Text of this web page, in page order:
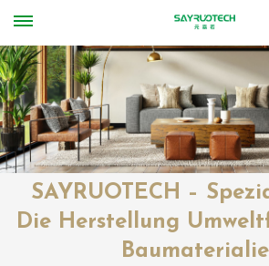
SAYRUOTECH –
Die Herstellung